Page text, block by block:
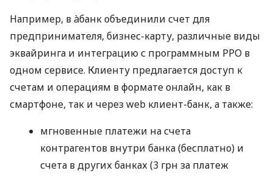
Например, в àбанк объединили счет для
предпринимателя, бизнес-карту, различные виды
эквайринга и интеграцию с программным РРО в
одном сервисе. Клиенту предлагается доступ к
счетам и операциям в формате онлайн, как в
смартфоне, так и через web клиент-банк, а также:
мгновенные платежи на счета
контрагентов внутри банка (бесплатно) и
счета в других банках (3 грн за платеж